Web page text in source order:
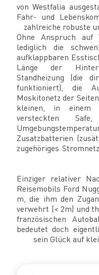
von Westfalia
Fahr- und
zahlreiche robuste
Ohne Anspruch auf
lediglich die
aufklappbaren
Länge der
Standheizung (die
funktioniert), die
Moskitonetz der
kleinen, in einem
versteckten
Zusatzbatterien
zugehöriges
Einziger relativer
Reisemobils Ford
m, die ihm den
verwehrt (< 2m) und
französischen
bedeutet doch
sein Glück auf